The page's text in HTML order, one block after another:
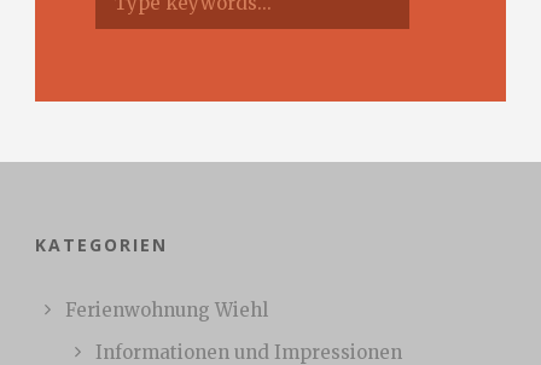
KATEGORIEN
Ferienwohnung Wiehl
Informationen und Impressionen